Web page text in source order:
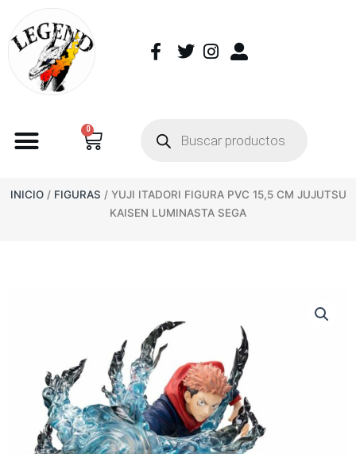
0
INICIO/ FIGURAS / YUJI ITADORI FIGURA PVC 15,5 CM JUJUTSU
KAISEN LUMINASTA SEGA